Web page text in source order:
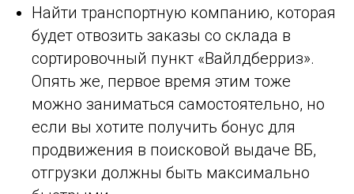
Найти транспортную компанию, которая
будет отвозить заказы со склада в
сортировочный пункт «Вайлдберриз».
Опять же, первое время этим тоже
можно заниматься самостоятельно, но
если вы хотите получить бонус для
продвижения в поисковой выдаче ВБ,
отгрузки должны быть максимально